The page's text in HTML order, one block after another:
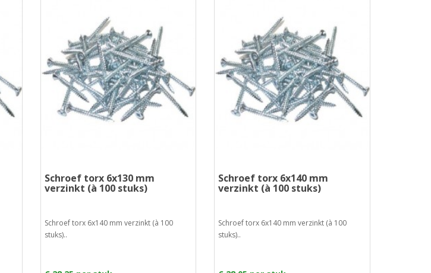
Schroef torx 6x130 mm
verzinkt (à 100 stuks)
Schroef torx 6x140 mm verzinkt (à 100
stuks)..
Schroef torx 6x140 mm
verzinkt (à 100 stuks)
Schroef torx 6x140 mm verzinkt (à 100
stuks)..